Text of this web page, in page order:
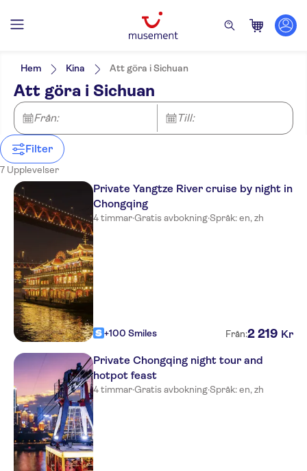
Filters
NO-PICKUP
Alternativ
Guidad rundtur
Privat rundtur
Gratis avbokning
Elektronisk biljett
Entréavgift ingår
Måltid ingår
Attraktioner & guidade rundturer
Språk på utflykten
Hem Kina Att göra i Sichuan
Att göra i Sichuan
Från: Till:
Filter
7 Upplevelser
Private Yangtze River cruise by night in
Chongqing
4 timmar·Gratis avbokning·Språk: en, zh
+100 Smiles Från:2 219 Kr
Private Chongqing night tour and
hotpot feast
4 timmar·Gratis avbokning·Språk: en, zh